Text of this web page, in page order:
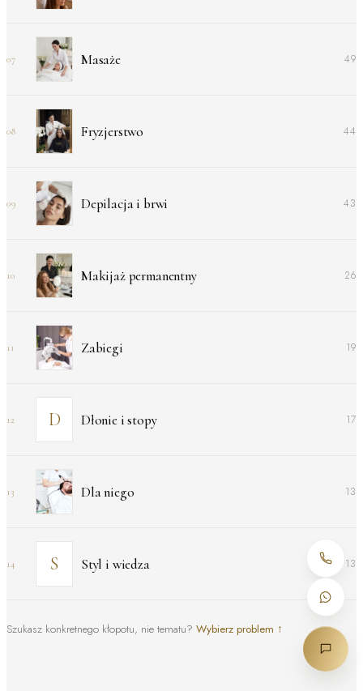
07 Masaże 49
08 Fryzjerstwo 44
09 Depilacja i brwi 43
10 Makijaż permanentny 26
11 Zabiegi 19
12 Dłonie i stopy 17
13 Dla niego 13
14 Styl i wiedza 13
Szukasz konkretnego kłopotu, nie tematu? Wybierz problem ↑